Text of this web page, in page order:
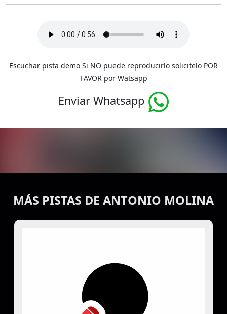
Escuchar pista demo Si NO puede reproducirlo solicitelo POR
FAVOR por Watsapp
Enviar Whatsapp
MÁS PISTAS DE ANTONIO MOLINA